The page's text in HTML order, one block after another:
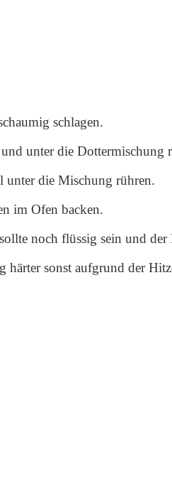
schlagen.
unter die Dottermischung
unter die Mischung rühren.
im Ofen backen.
noch flüssig sein und der
härter sonst aufgrund der